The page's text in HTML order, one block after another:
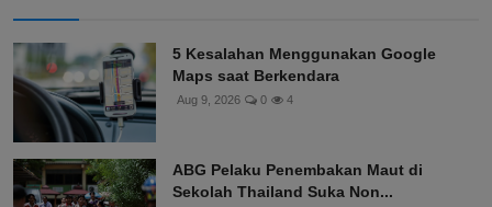
5 Kesalahan Menggunakan Google
Maps saat Berkendara
Aug 9, 2026 0 4
ABG Pelaku Penembakan Maut di
Sekolah Thailand Suka Non...